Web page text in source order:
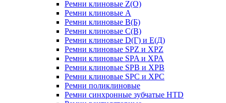
Ремни клиновые Z(О)
Ремни клиновые А
Ремни клиновые В(Б)
Ремни клиновые С(В)
Ремни клиновые D(Г) и Е(Д)
Ремни клиновые SPZ и XPZ
Ремни клиновые SPA и XPA
Ремни клиновые SPB и XPB
Ремни клиновые SPC и XPC
Ремни поликлиновые
Ремни синхронные зубчатые HTD